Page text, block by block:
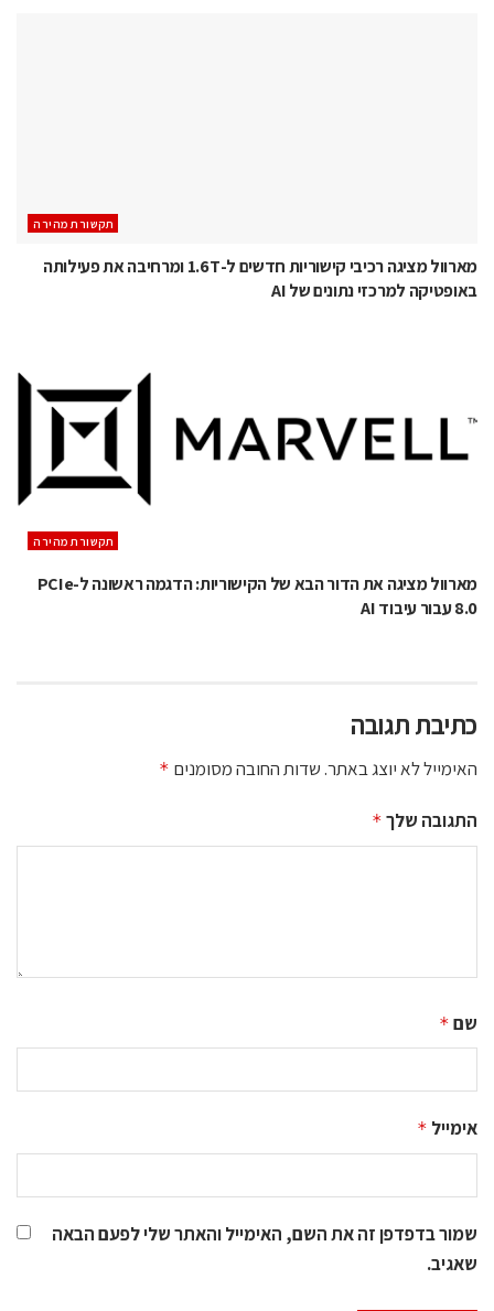
תקשורת מהירה
מארוול מציגה רכיבי קישוריות חדשים ל-1.6T ומרחיבה את פעילותה
באופטיקה למרכזי נתונים של AI
תקשורת מהירה
מארוול מציגה את הדור הבא של הקישוריות: הדגמה ראשונה ל-PCIe
8.0 עבור עיבוד AI
כתיבת תגובה
האימייל לא יוצג באתר.שדות החובה מסומנים *
התגובה שלך *
שם *
אימייל *
שמור בדפדפן זה את השם, האימייל והאתר שלי לפעם הבאה
שאגיב.